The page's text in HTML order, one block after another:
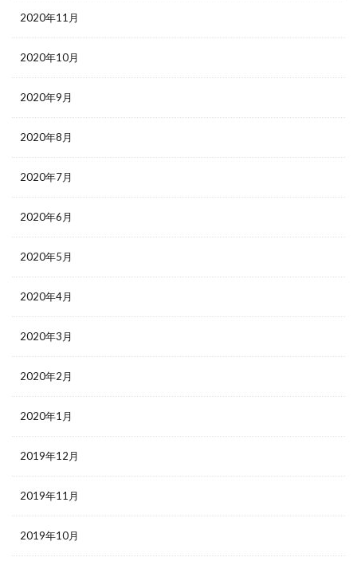
2020年11月
2020年10月
2020年9月
2020年8月
2020年7月
2020年6月
2020年5月
2020年4月
2020年3月
2020年2月
2020年1月
2019年12月
2019年11月
2019年10月